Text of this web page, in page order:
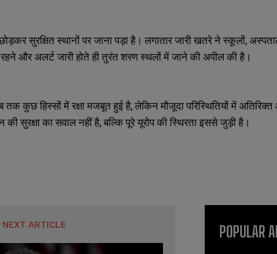
सुरक्षित स्थानों पर जाना पड़ा है। लगातार जारी खतरे ने स्कूलों,
और अलर्ट जारी होते ही तुरंत शरण स्थलों में जाने की अपील की है।
कुछ हिस्सों में रक्षा मजबूत हुई है, लेकिन मौजूदा परिस्थितियों में
सुरक्षा का सवाल नहीं है, बल्कि पूरे यूरोप की स्थिरता इससे जुड़ी है।
NEXT ARTICLE POPULAR